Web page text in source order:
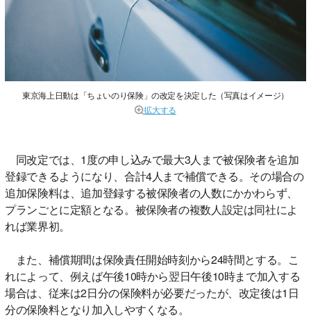
東京海上日動は「ちょいのり保険」の改定を決定した（写真はイメージ）
拡大する
同改定では、1度の申し込みで最大3人まで被保険者を追加
登録できるようになり、合計4人まで補償できる。その場合の
追加保険料は、追加登録する被保険者の人数にかかわらず、
プランごとに定額となる。被保険者の複数人設定は同社によ
れば業界初。
また、補償期間は保険責任開始時刻から24時間とする。こ
れによって、例えば午後10時から翌日午後10時まで加入する
場合は、従来は2日分の保険料が必要だったが、改定後は1日
分の保険料となり加入しやすくなる。